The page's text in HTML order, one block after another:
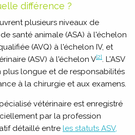
différence ?
plusieurs niveaux de
santé animale (ASA) à l'échelon
(AVQ) à l'échelon IV, et
(ASV) à l'échelon V[2]. L'ASV
longue et de responsabilités
à la chirurgie et aux examens.
vétérinaire est enregistré
par la profession
détaillé entre les statuts ASV,